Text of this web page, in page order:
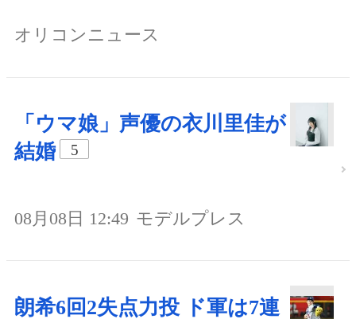
オリコンニュース
「ウマ娘」声優の衣川里佳が
結婚
5
08月08日 12:49 モデルプレス
朗希6回2失点力投 ド軍は7連